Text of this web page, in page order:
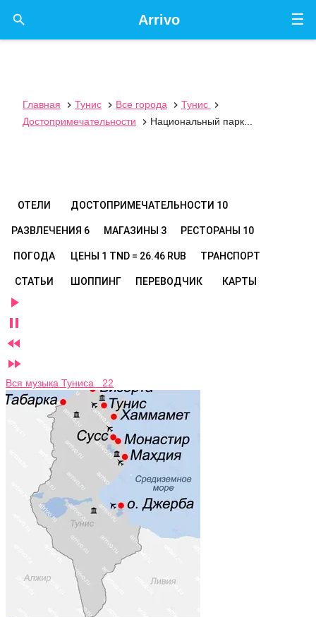
☰
Arrivo

Главная  Тунис  Все города  Тунис

Достопримечательности
 Национальный парк...
ОТЕЛИ ДОСТОПРИМЕЧАТЕЛЬНОСТИ 10
РАЗВЛЕЧЕНИЯ 6 МАГАЗИНЫ 3 РЕСТОРАНЫ 10
ПОГОДА ЦЕНЫ 1 TND = 26.46 RUB ТРАНСПОРТ
СТАТЬИ ШОППИНГ ПЕРЕВОДЧИК КАРТЫ




Вся музыка Туниса 22